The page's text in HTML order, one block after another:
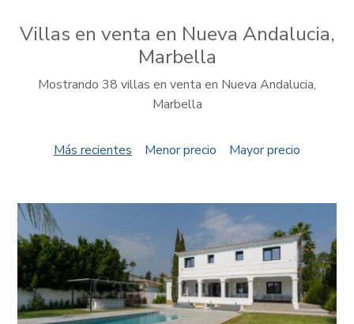
Villas en venta en Nueva Andalucia,
Marbella
Mostrando 38 villas en venta en Nueva Andalucia,
Marbella
Más recientes Menor precio Mayor precio